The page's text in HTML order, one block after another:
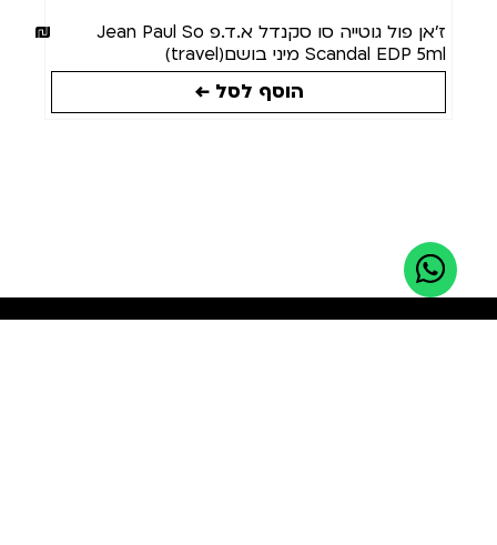
ז’אן פול גוטייה סו סקנדל א.ד.פ Jean Paul So
Scandal EDP 5ml מיני בושם(travel)
60
הוסף לסל ←